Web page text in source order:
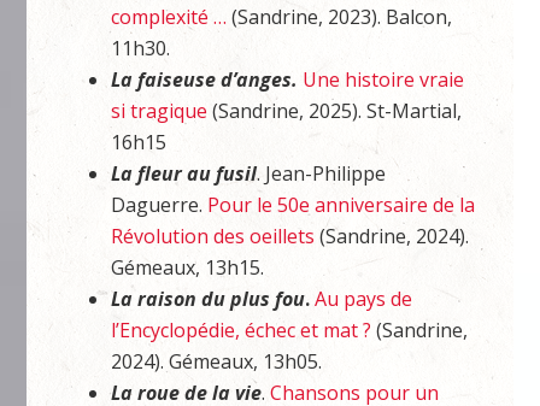
complexité … (Sandrine, 2023). Balcon,
11h30.
La faiseuse d’anges. Une histoire vraie
si tragique (Sandrine, 2025). St-Martial,
16h15
La fleur au fusil. Jean-Philippe
Daguerre. Pour le 50e anniversaire de la
Révolution des oeillets(Sandrine, 2024).
Gémeaux, 13h15.
La raison du plus fou.Au pays de
l’Encyclopédie, échec et mat ?(Sandrine,
2024). Gémeaux, 13h05.
La roue de la vie.Chansons pour un